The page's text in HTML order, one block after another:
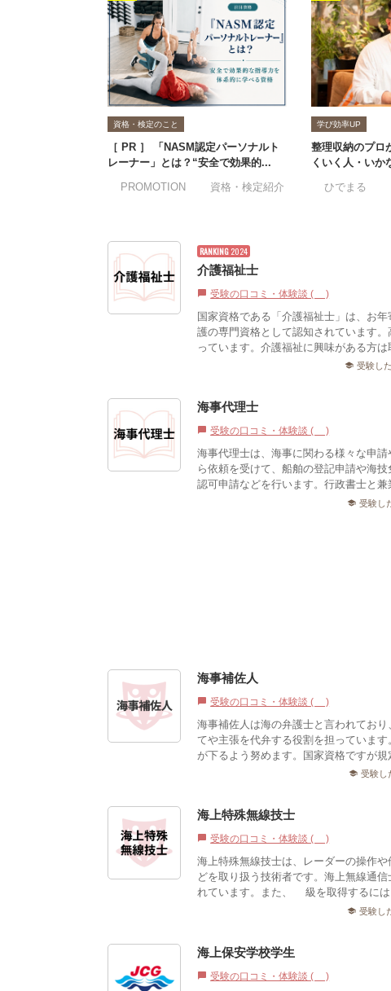
資格・検定のこと
［ PR ］ 「NASM認定パーソナルト
レーナー」とは？“安全で効果的...
#PROMOTION
#資格・検定紹介
学び効率UP
整理収納のプロ
くいく人・いか
#ひでまる
RANKING 2024
介護福祉士
chat_bubble 受験の口コミ・体験談 (0)
国家資格である「介護福祉士」は、お
護の専門資格として認知されています
っています。介護福祉に興味がある方は
school 受験した
海事代理士
chat_bubble 受験の口コミ・体験談 (0)
海事代理士は、海事に関わる様々な申
ら依頼を受けて、船舶の登記申請や海
認可申請などを行います。行政書士と
school 受験し
海事補佐人
chat_bubble 受験の口コミ・体験談 (0)
海事補佐人は海の弁護士と言われてお
てや主張を代弁する役割を担っていま
が下るよう努めます。国家資格ですが規
school 受験し
海上特殊無線技士
chat_bubble 受験の口コミ・体験談 (1)
海上特殊無線技士は、レーダーの操作
どを取り扱う技術者です。海上無線通
れています。また、1級を取得するに
school 受験し
海上保安学校学生
chat_bubble 受験の口コミ・体験談 (0)